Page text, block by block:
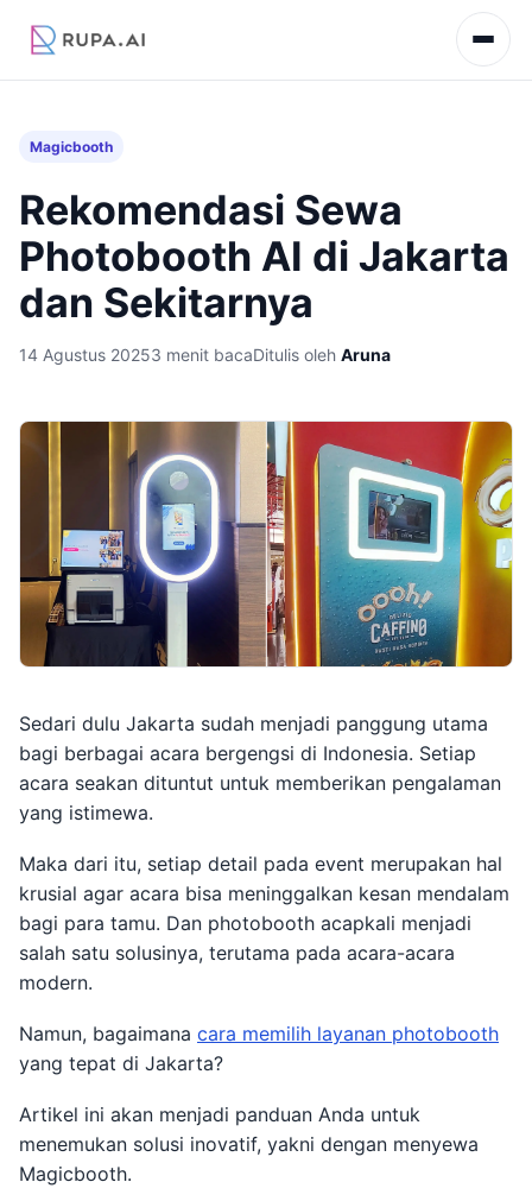
Magicbooth
Rekomendasi Sewa
Photobooth AI di Jakarta
dan Sekitarnya
14 Agustus 20253 menit bacaDitulis oleh Aruna
Sedari dulu Jakarta sudah menjadi panggung utama
bagi berbagai acara bergengsi di Indonesia. Setiap
acara seakan dituntut untuk memberikan pengalaman
yang istimewa.
Maka dari itu, setiap detail pada event merupakan hal
krusial agar acara bisa meninggalkan kesan mendalam
bagi para tamu. Dan photobooth acapkali menjadi
salah satu solusinya, terutama pada acara-acara
modern.
Namun, bagaimana cara memilih layanan photobooth
yang tepat di Jakarta?
Artikel ini akan menjadi panduan Anda untuk
menemukan solusi inovatif, yakni dengan menyewa
Magicbooth.